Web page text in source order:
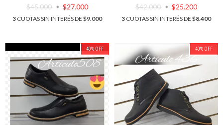
$45.000
$27.000
3CUOTAS SIN INTERÉS DE $9.000
$42.000
$25.200
3CUOTAS SIN INTERÉS DE $8.400
40% OFF 40% OFF